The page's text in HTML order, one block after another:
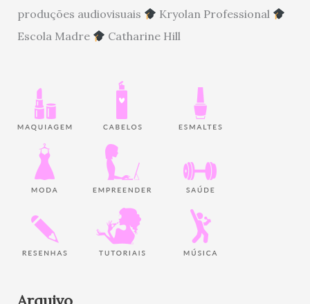
produções audiovisuais
Kryolan Professional
Escola Madre
Catharine Hill